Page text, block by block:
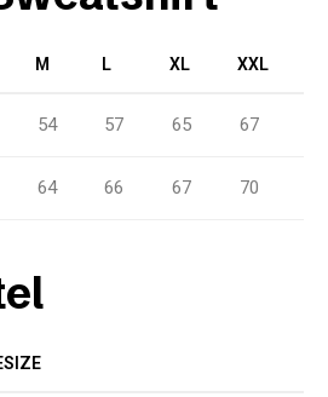
M L XL XXL
54 57 65 67
64 66 67 70